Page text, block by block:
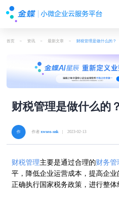
首页 > 资讯 > 最新文章 > 财税管理是做什么的？
财税管理是做什么的？
作者xwseo-snk| 2023-02-13
财税管理主要是通过合理的财务管
平，降低企业运营成本，提高企
正确执行国家税务政策，进行整体